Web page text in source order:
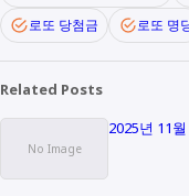
로또 당첨금
로또 명
Related Posts
2025년 11